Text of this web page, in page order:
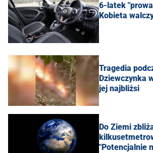
6-latek
Kobieta
Tragedia
Dziewczynka
jej najbliżsi
Do Ziemi
"Potencjalnie